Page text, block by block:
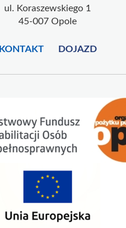
ul. Koraszewskiego 1
45-007 Opole
KONTAKT DOJAZD